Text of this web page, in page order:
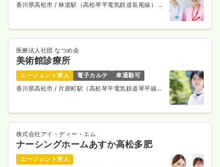
香川県高松市 / 林道駅（高松琴平電気鉄道長尾線） 徒
医療法人社団 なつめ会
美術館診療所
エージェント求人 電子カルテ
車通勤可
香川県高松市 / 片原町駅（高松琴平電気鉄道琴平線）
株式会社アイ・ディー・エム
ナーシングホームあすか高松多肥
エージェント求人